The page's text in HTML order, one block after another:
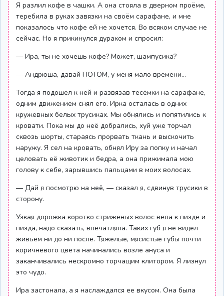
Я разлил кофе в чашки. А она стояла в дверном проёме,
теребила в руках завязки на своём сарафане, и мне
показалось что кофе ей не хочется. Во всяком случае не
сейчас. Но я прикинулся дураком и спросил:
— Ира, ты не хочешь кофе? Может, шампусика?
— Андрюша, давай ПОТОМ, у меня мало времени…
Тогда я подошел к ней и развязав тесёмки на сарафане,
одним движением снял его. Ирка осталась в одних
кружевных белых трусиках. Мы обнялись и попятились к
кровати. Пока мы до неё добрались, хуй уже торчал
сквозь шорты, стараясь прорвать ткань и выскочить
наружу. Я сел на кровать, обнял Иру за попку и начал
целовать её животик и бедра, а она прижимала мою
голову к себе, зарывшись пальцами в моих волосах.
— Дай я посмотрю на неё, — сказал я, сдвинув трусики в
сторону.
Узкая дорожка коротко стриженых волос вела к пизде и
пизда, надо сказать, впечатляла. Таких губ я не видел
живьем ни до ни после. Тяжелые, мясистые губы почти
коричневого цвета начинались возле ануса и
заканчивались нескромно торчащим клитором. Я лизнул
это чудо.
Ира застонала, а я наслаждался ее вкусом. Она была